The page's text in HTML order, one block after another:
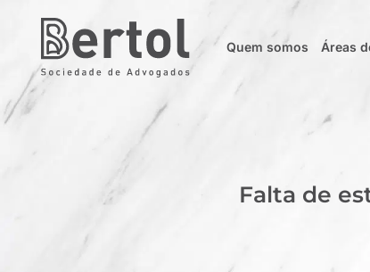
Quem somos Áreas
Falta de